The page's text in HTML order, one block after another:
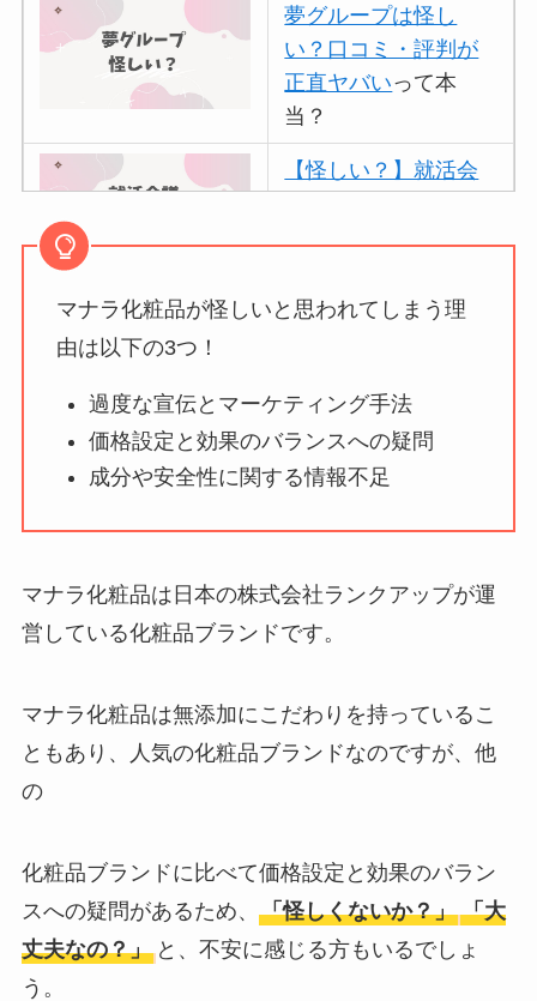
夢グループは怪し
い？口コミ・評判が
正直ヤバいって本
当？
【怪しい？】就活会
アトムクリニックは
本当？
【怪しい？】帝国デ
ミ・評判は実際ど
【怪しい？】セルプ
ロモート株式会社の
どう？
ユリカコーポレーシ
ョンは怪しい？口コ
マナラ化粧品が怪しいと思われてしまう理
由は以下の3つ！
過度な宣伝とマーケティング手法
価格設定と効果のバランスへの疑問
成分や安全性に関する情報不足
マナラ化粧品は日本の株式会社ランクアップが運
営している化粧品ブランドです。
マナラ化粧品は無添加にこだわりを持っているこ
ともあり、人気の化粧品ブランドなのですが、他
の
化粧品ブランドに比べて価格設定と効果のバラン
スへの疑問があるため、 「怪しくないか？」 「大
丈夫なの？」 と、不安に感じる方もいるでしょ
う。